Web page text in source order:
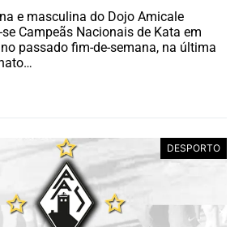
e masculina do Dojo Amicale
Campeãs Nacionais de Kata em
passado fim-de-semana, na última
DESPORTO